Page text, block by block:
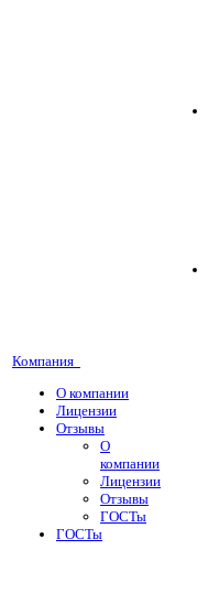
Компания
О компании
Лицензии
Отзывы
О
компании
Лицензии
Отзывы
ГОСТы
ГОСТы